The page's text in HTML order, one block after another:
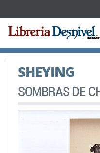
SHEYING
SOMBRAS DE